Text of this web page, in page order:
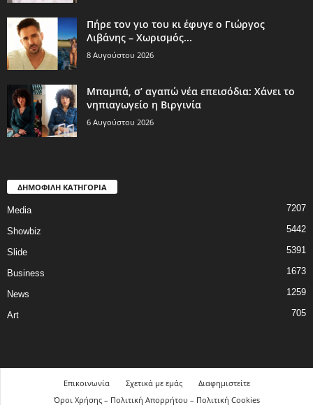
Πήρε τον γιο του κι έφυγε ο Γιώργος
Λιβάνης – Χωρισμός...
8 Αυγούστου 2026
Μπαμπά, σ’ αγαπώ νέα επεισόδια: Χάνει το
νηπιαγωγείο η Βιργινία
6 Αυγούστου 2026
ΔΗΜΟΦΙΛΗ ΚΑΤΗΓΟΡΙΑ
Media 7207
Showbiz 5442
Slide 5391
Business 1673
News 1259
Art 705
Επικοινωνία Σχετικά με εμάς
Διαφημιστείτε
Όροι Χρήσης – Πολιτική Απορρήτου – Πολιτική Cookies